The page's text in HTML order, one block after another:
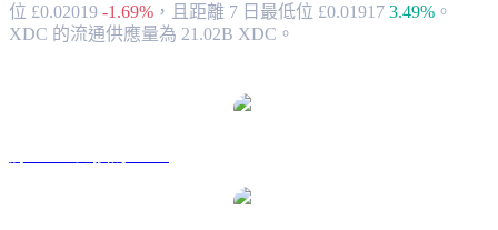
位 £0.02019 -1.69% ， 且距離 7 日最低位 £0.01917 3.49% 。
XDC 的流通供應量為 21.02B XDC。